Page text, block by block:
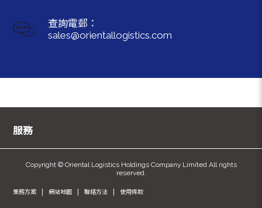
查詢電郵：
sales@orientallogistics.com
服務
Copyright © Oriental Logistics Holdings Company Limited All rights
reserved.
業務方案 網站地圖 聯絡方法 使用條款